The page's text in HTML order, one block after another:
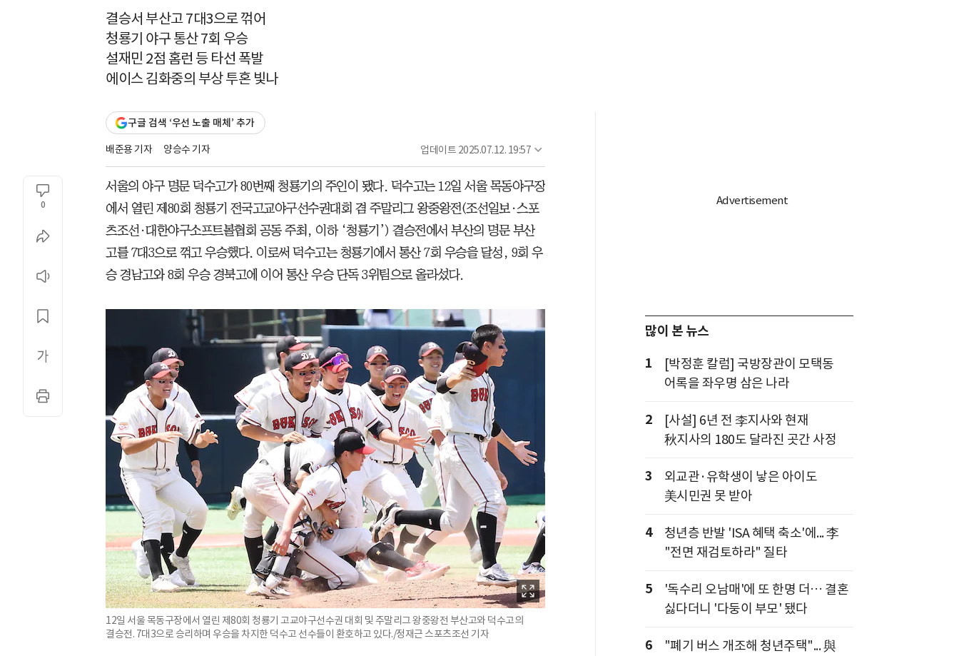
결승서 부산고 7대3으로 꺾어
청룡기 야구 통산 7회 우승
설재민 2점 홈런 등 타선 폭발
에이스 김화중의 부상 투혼 빛나
구글 검색 ‘우선 노출 매체’ 추가
배준용 기자 양승수 기자 업데이트 2025.07.12. 19:57
0
서울의 야구 명문 덕수고가 80번째 청룡기의 주인이 됐다. 덕수고는 12일 서울 목동야구장
에서 열린 제80회 청룡기 전국고교야구선수권대회 겸 주말리그 왕중왕전(조선일보·스포
츠조선·대한야구소프트볼협회 공동 주최, 이하 ‘청룡기’) 결승전에서 부산의 명문 부산
고를 7대3으로 꺾고 우승했다. 이로써 덕수고는 청룡기에서 통산 7회 우승을 달성, 9회 우
승 경남고와 8회 우승 경북고에 이어 통산 우승 단독 3위팀으로 올라섰다.
12일 서울 목동구장에서 열린 제80회 청룡기 고교야구선수권 대회 및 주말리그 왕중왕전 부산고와 덕수고의
결승전. 7대3으로 승리하며 우승을 차지한 덕수고 선수들이 환호하고 있다./정재근 스포츠조선 기자
많이 본 뉴스
1
[박정훈 칼럼] 국방장관이 모택동
어록을 좌우명 삼은 나라
2
[사설] 6년 전 李지사와 현재
秋지사의 180도 달라진 곳간 사정
3
외교관·유학생이 낳은 아이도
美시민권 못 받아
4
청년층 반발 'ISA 혜택 축소'에... 李
"전면 재검토하라" 질타
5
'독수리 오남매'에 또 한명 더… 결혼
싫다더니 '다둥이 부모' 됐다
6
"폐기 버스 개조해 청년주택"... 與